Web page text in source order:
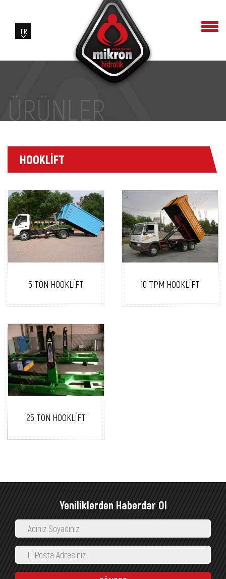
ÜRÜNLER
HOOKLİFT
5 TON HOOKLİFT 10 TPM HOOKLİFT
25 TON HOOKLİFT
Yeniliklerden Haberdar Ol